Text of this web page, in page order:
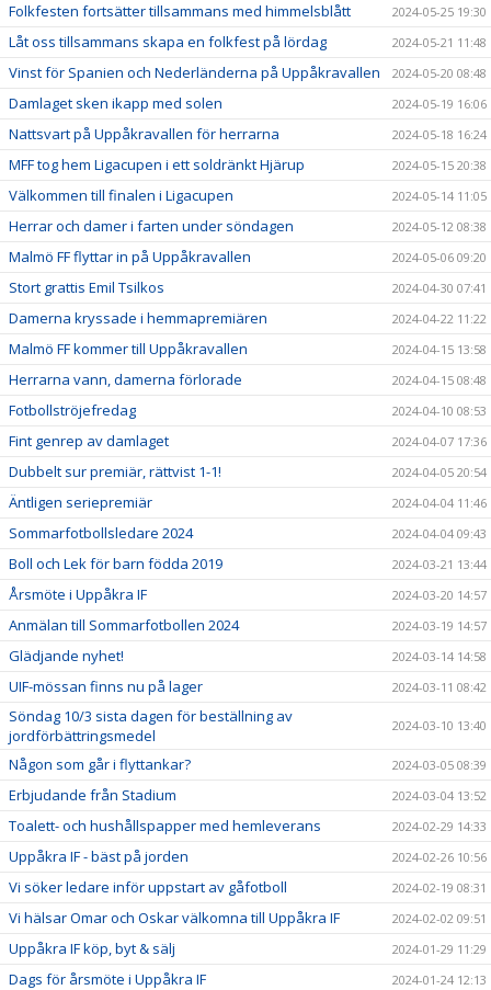
Folkfesten fortsätter tillsammans med himmelsblått 2024-05-25 19:30
Låt oss tillsammans skapa en folkfest på lördag 2024-05-21 11:48
Vinst för Spanien och Nederländerna på Uppåkravallen 2024-05-20 08:48
Damlaget sken ikapp med solen 2024-05-19 16:06
Nattsvart på Uppåkravallen för herrarna 2024-05-18 16:24
MFF tog hem Ligacupen i ett soldränkt Hjärup 2024-05-15 20:38
Välkommen till finalen i Ligacupen 2024-05-14 11:05
Herrar och damer i farten under söndagen 2024-05-12 08:38
Malmö FF flyttar in på Uppåkravallen 2024-05-06 09:20
Stort grattis Emil Tsilkos 2024-04-30 07:41
Damerna kryssade i hemmapremiären 2024-04-22 11:22
Malmö FF kommer till Uppåkravallen 2024-04-15 13:58
Herrarna vann, damerna förlorade 2024-04-15 08:48
Fotbollströjefredag 2024-04-10 08:53
Fint genrep av damlaget 2024-04-07 17:36
Dubbelt sur premiär, rättvist 1-1! 2024-04-05 20:54
Äntligen seriepremiär 2024-04-04 11:46
Sommarfotbollsledare 2024 2024-04-04 09:43
Boll och Lek för barn födda 2019 2024-03-21 13:44
Årsmöte i Uppåkra IF 2024-03-20 14:57
Anmälan till Sommarfotbollen 2024 2024-03-19 14:57
Glädjande nyhet! 2024-03-14 14:58
UIF-mössan finns nu på lager 2024-03-11 08:42
Söndag 10/3 sista dagen för beställning av
jordförbättringsmedel
2024-03-10 13:40
Någon som går i flyttankar? 2024-03-05 08:39
Erbjudande från Stadium 2024-03-04 13:52
Toalett- och hushållspapper med hemleverans 2024-02-29 14:33
Uppåkra IF - bäst på jorden 2024-02-26 10:56
Vi söker ledare inför uppstart av gåfotboll 2024-02-19 08:31
Vi hälsar Omar och Oskar välkomna till Uppåkra IF 2024-02-02 09:51
Uppåkra IF köp, byt & sälj 2024-01-29 11:29
Dags för årsmöte i Uppåkra IF 2024-01-24 12:13